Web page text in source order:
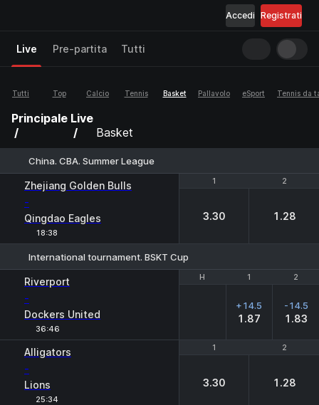
Registrati
Accedi
Live Pre-partita Tutti
Tutti Top Calcio Tennis Basket Pallavolo eSport Tennis da
Principale Live
Basket
China. CBA. Summer League
1 2
Zhejiang Golden Bulls
-
Qingdao Eagles
18:38
1 2
3.30 1.28
International tournament. BSKT Cup
H 1 2
Riverport
-
Dockers United
36:46
H 1 2
+14.5
1.87
-14.5
1.83
1 2
Alligators
-
Lions
25:34
1 2
3.30 1.28